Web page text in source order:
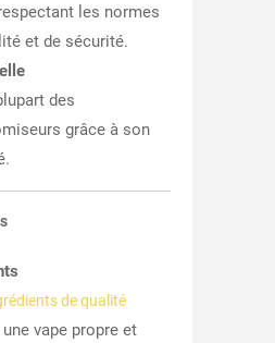
les normes
et de sécurité.
des
grâce à son
de qualité
vape propre et